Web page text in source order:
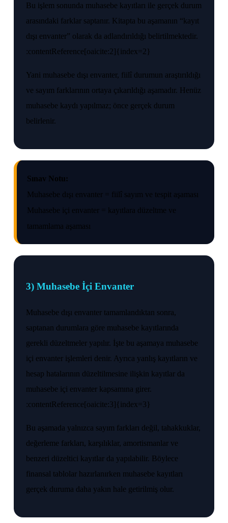
Bu işlem sonunda muhasebe kayıtları ile gerçek durum
arasındaki farklar saptanır. Kitapta bu aşamanın “kayıt
dışı envanter” olarak da adlandırıldığı belirtilmektedir.
:contentReference[oaicite:2]{index=2}
Yani muhasebe dışı envanter, fiilî durumun araştırıldığı
ve sayım farklarının ortaya çıkarıldığı aşamadır. Henüz
muhasebe kaydı yapılmaz; önce gerçek durum
belirlenir.
Sınav Notu:
Muhasebe dışı envanter = fiilî sayım ve tespit aşaması
Muhasebe içi envanter = kayıtlara düzeltme ve
tamamlama aşaması
3) Muhasebe İçi Envanter
Muhasebe dışı envanter tamamlandıktan sonra,
saptanan durumlara göre muhasebe kayıtlarında
gerekli düzeltmeler yapılır. İşte bu aşamaya muhasebe
içi envanter işlemleri denir. Ayrıca yanlış kayıtların ve
hesap hatalarının düzeltilmesine ilişkin kayıtlar da
muhasebe içi envanter kapsamına girer.
:contentReference[oaicite:3]{index=3}
Bu aşamada yalnızca sayım farkları değil, tahakkuklar,
değerleme farkları, karşılıklar, amortismanlar ve
benzeri düzeltici kayıtlar da yapılabilir. Böylece
finansal tablolar hazırlanırken muhasebe kayıtları
gerçek duruma daha yakın hale getirilmiş olur.